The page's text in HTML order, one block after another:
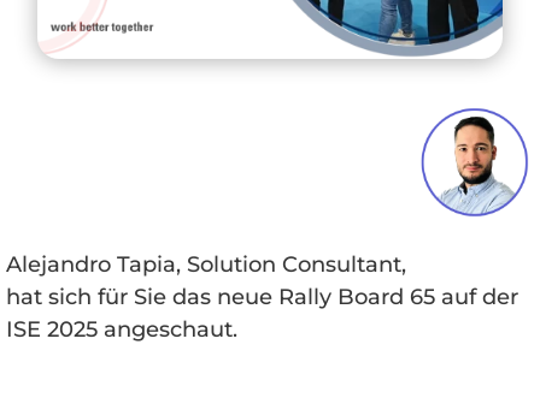
Alejandro Tapia, Solution Consultant,
hat sich für Sie das neue Rally Board 65 auf der
ISE 2025 angeschaut.